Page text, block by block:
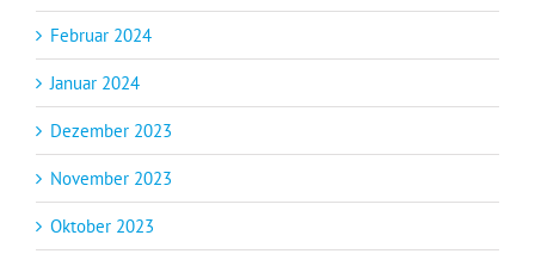
Februar 2024
Januar 2024
Dezember 2023
November 2023
Oktober 2023